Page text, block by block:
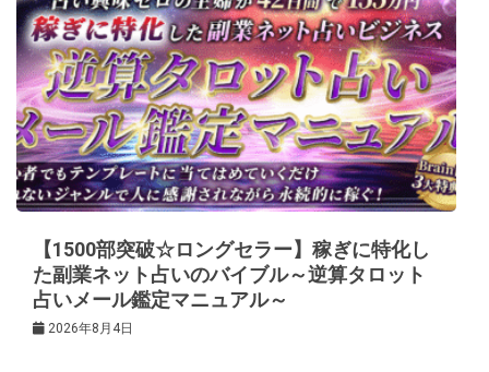
【1500部突破☆ロングセラー】稼ぎに特化し
た副業ネット占いのバイブル～逆算タロット
占いメール鑑定マニュアル～
2026年8月4日